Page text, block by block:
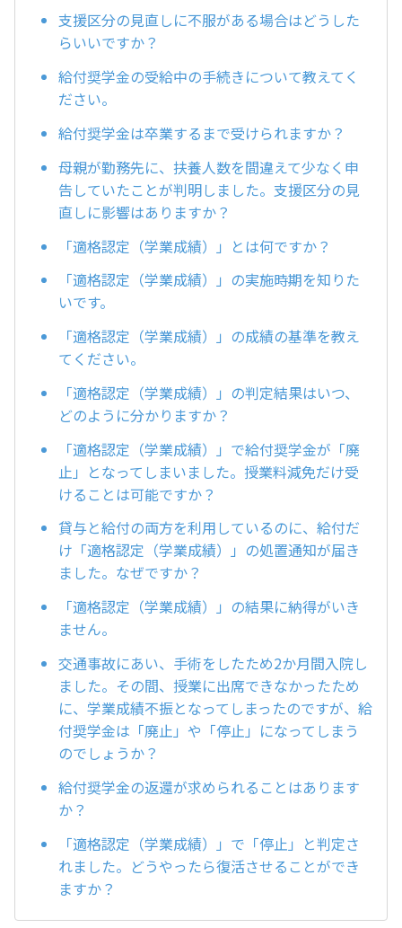
支援区分の見直しに不服がある場合はどうした
らいいですか？
給付奨学金の受給中の手続きについて教えてく
ださい。
給付奨学金は卒業するまで受けられますか？
母親が勤務先に、扶養人数を間違えて少なく申
告していたことが判明しました。支援区分の見
直しに影響はありますか？
「適格認定（学業成績）」とは何ですか？
「適格認定（学業成績）」の実施時期を知りた
いです。
「適格認定（学業成績）」の成績の基準を教え
てください。
「適格認定（学業成績）」の判定結果はいつ、
どのように分かりますか？
「適格認定（学業成績）」で給付奨学金が「廃
止」となってしまいました。授業料減免だけ受
けることは可能ですか？
貸与と給付の両方を利用しているのに、給付だ
け「適格認定（学業成績）」の処置通知が届き
ました。なぜですか？
「適格認定（学業成績）」の結果に納得がいき
ません。
交通事故にあい、手術をしたため2か月間入院し
ました。その間、授業に出席できなかったため
に、学業成績不振となってしまったのですが、給
付奨学金は「廃止」や「停止」になってしまう
のでしょうか？
給付奨学金の返還が求められることはあります
か？
「適格認定（学業成績）」で「停止」と判定さ
れました。どうやったら復活させることができ
ますか？